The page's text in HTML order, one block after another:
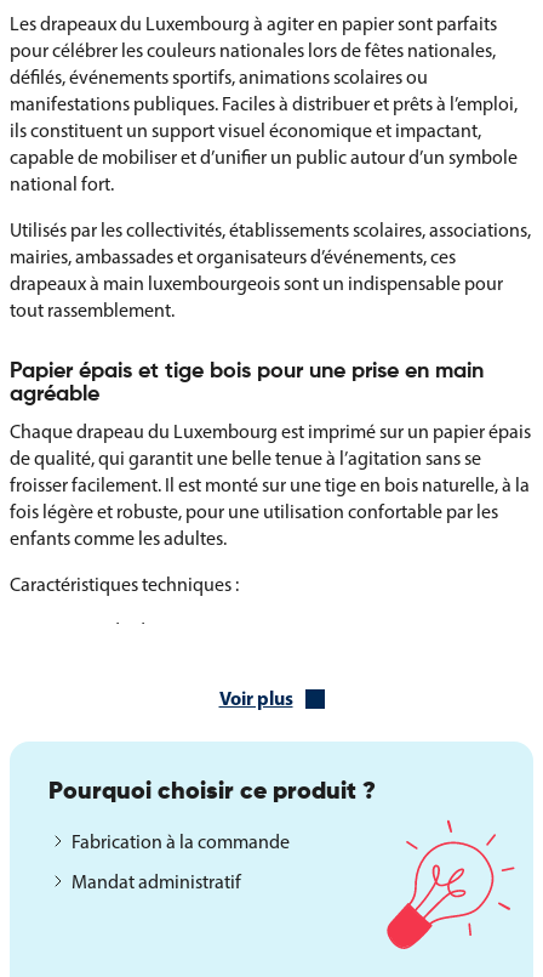
Les drapeaux du Luxembourg à agiter en papier sont parfaits
pour célébrer les couleurs nationales lors de fêtes nationales,
défilés, événements sportifs, animations scolaires ou
manifestations publiques. Faciles à distribuer et prêts à l’emploi,
ils constituent un support visuel économique et impactant,
capable de mobiliser et d’unifier un public autour d’un symbole
national fort.
Utilisés par les collectivités, établissements scolaires, associations,
mairies, ambassades et organisateurs d’événements, ces
drapeaux à main luxembourgeois sont un indispensable pour
tout rassemblement.
Papier épais et tige bois pour une prise en main
agréable
Chaque drapeau du Luxembourg est imprimé sur un papier épais
de qualité, qui garantit une belle tenue à l’agitation sans se
froisser facilement. Il est monté sur une tige en bois naturelle, à la
fois légère et robuste, pour une utilisation confortable par les
enfants comme les adultes.
Caractéristiques techniques :
Dimensions du drapeau : 14 x 21 cm
Conditionnement : à l’unité ou en lot (nous consulter pour les
quantités)
Un accessoire visuel simple, économique et
Voir plus
Pourquoi choisir ce produit ?
Fabrication à la commande
Mandat administratif